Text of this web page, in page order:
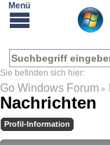
Go Windows Forum »
Nachrichten
Profil-Information